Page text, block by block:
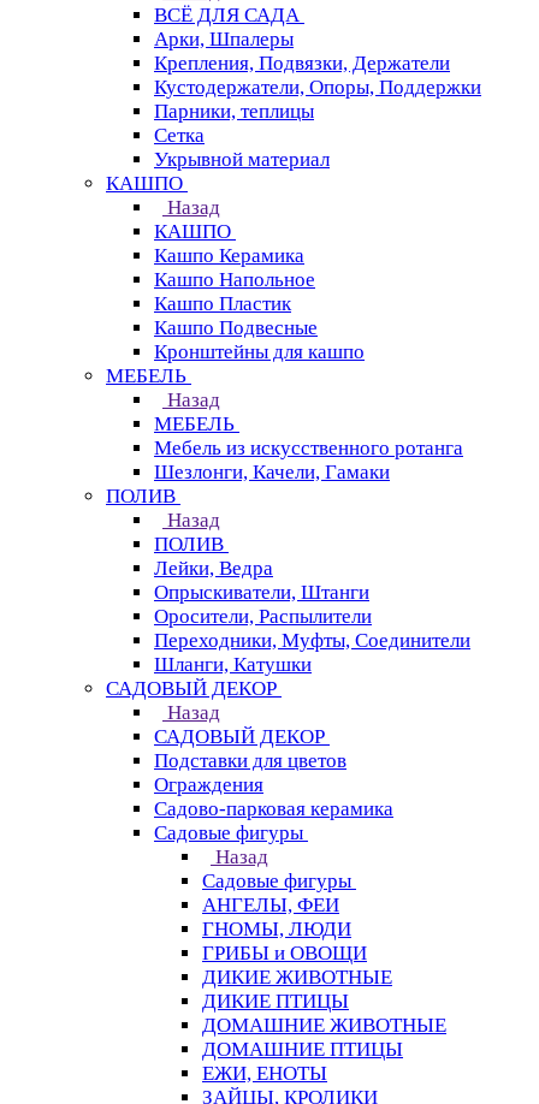
ВСЁ ДЛЯ САДА
Арки, Шпалеры
Крепления, Подвязки, Держатели
Кустодержатели, Опоры, Поддержки
Парники, теплицы
Сетка
Укрывной материал
КАШПО
Назад
КАШПО
Кашпо Керамика
Кашпо Напольное
Кашпо Пластик
Кашпо Подвесные
Кронштейны для кашпо
МЕБЕЛЬ
Назад
МЕБЕЛЬ
Мебель из искусственного ротанга
Шезлонги, Качели, Гамаки
ПОЛИВ
Назад
ПОЛИВ
Лейки, Ведра
Опрыскиватели, Штанги
Оросители, Распылители
Переходники, Муфты, Соединители
Шланги, Катушки
САДОВЫЙ ДЕКОР
Назад
САДОВЫЙ ДЕКОР
Подставки для цветов
Ограждения
Садово-парковая керамика
Садовые фигуры
Назад
Садовые фигуры
АНГЕЛЫ, ФЕИ
ГНОМЫ, ЛЮДИ
ГРИБЫ и ОВОЩИ
ДИКИЕ ЖИВОТНЫЕ
ДИКИЕ ПТИЦЫ
ДОМАШНИЕ ЖИВОТНЫЕ
ДОМАШНИЕ ПТИЦЫ
ЕЖИ, ЕНОТЫ
ЗАЙЦЫ, КРОЛИКИ